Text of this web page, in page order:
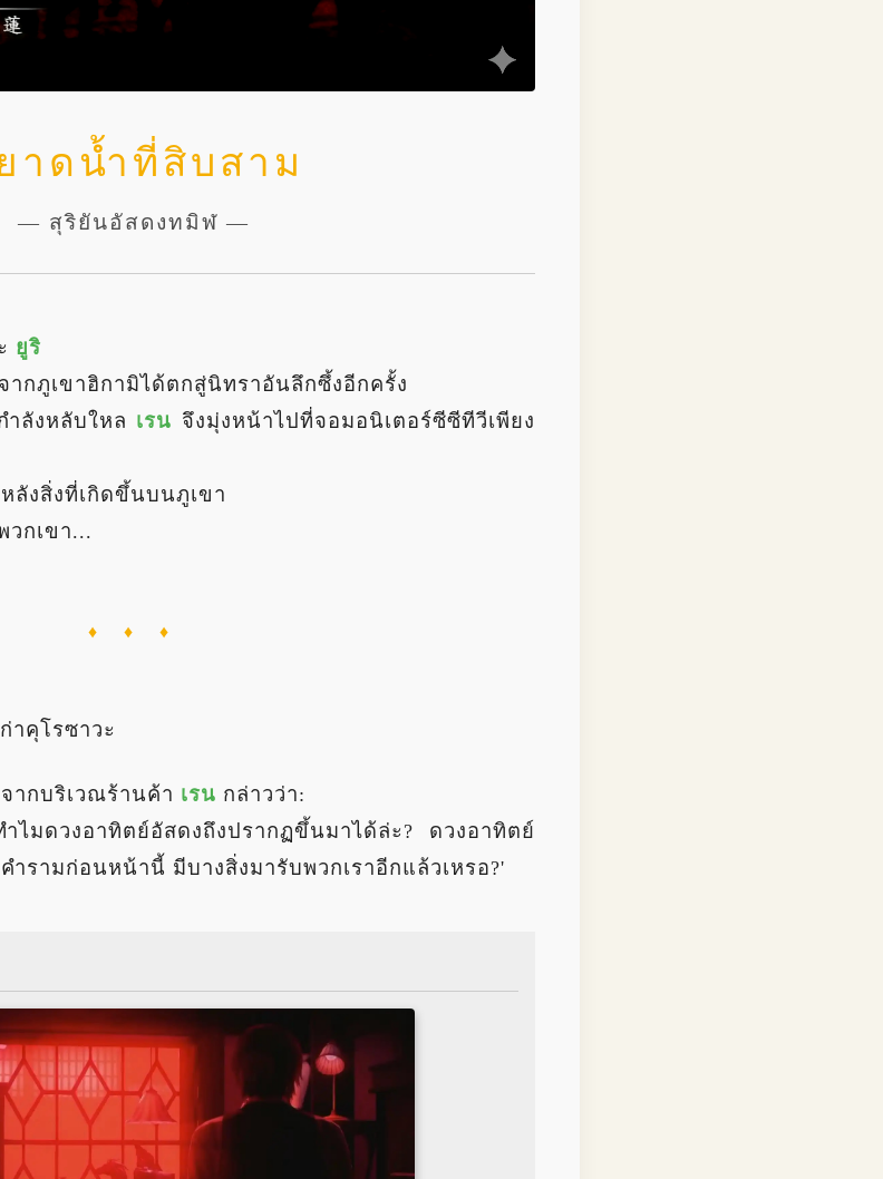
าดน้ำที่สิบสาม
— สุริยันอัสดงทมิฬ —
ยูริ
ากภูเขาฮิกามิได้ตกสู่นิทราอันลึกซึ้งอีกครั้ง
ลังหลับใหล เรน จึงมุ่งหน้าไปที่จอมอนิเตอร์ซีซีทีวีเพียง
ลังสิ่งที่เกิดขึ้นบนภูเขา
กเขา...
♦ ♦ ♦
าคุโรซาวะ
ากบริเวณร้านค้า เรน กล่าวว่า:
ไมดวงอาทิตย์อัสดงถึงปรากฏขึ้นมาได้ล่ะ? ดวงอาทิตย์
ำรามก่อนหน้านี้ มีบางสิ่งมารับพวกเราอีกแล้วเหรอ?'